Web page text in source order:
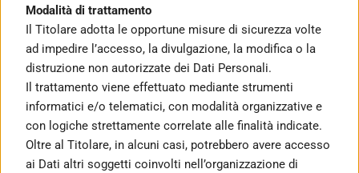
Modalità di trattamento
Il Titolare adotta le opportune misure di sicurezza volte
ad impedire l’accesso, la divulgazione, la modifica o la
distruzione non autorizzate dei Dati Personali.
Il trattamento viene effettuato mediante strumenti
informatici e/o telematici, con modalità organizzative e
con logiche strettamente correlate alle finalità indicate.
Oltre al Titolare, in alcuni casi, potrebbero avere accesso
ai Dati altri soggetti coinvolti nell’organizzazione di